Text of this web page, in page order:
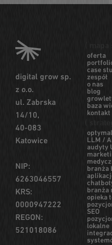
digital grow sp.
z o.o.
ul. Zabrska
14/10,
40-083
Katowice
NIP:
6263046557
KRS:
0000947222
REGON:
521018086
oferta
case
zespół
o nas
blog
baza
kontakt
LLM /
audyty
branża
branża
opieka
SEO
lokalne